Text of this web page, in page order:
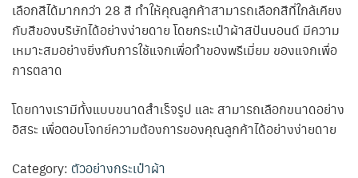
เลือกสีได้มากกว่า 28 สี ทำให้คุณลูกค้าสามารถเลือกสีที่ใกล้เคียง
กับสีของบริษัทได้อย่างง่ายดาย โดยกระเป๋าผ้าสปันบอนด์ มีความ
เหมาะสมอย่างยิ่งกับการใช้แจกเพื่อทำของพรีเมี่ยม ของแจกเพื่อ
การตลาด
โดยทางเรามีทั้งแบบขนาดสำเร็จรูป และ สามารถเลือกขนาดอย่าง
อิสระ เพื่อตอบโจทย์ความต้องการของคุณลูกค้าได้อย่างง่ายดาย
Category: ตัวอย่างกระเป๋าผ้า